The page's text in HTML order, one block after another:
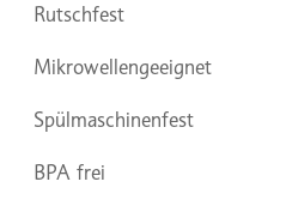
Rutschfest
Mikrowellengeeignet
Spülmaschinenfest
BPA frei